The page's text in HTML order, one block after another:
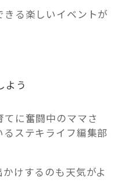
る楽しいイベントが
よう
に奮闘中のママさ
ステキライフ編集部
けするのも天気がよ